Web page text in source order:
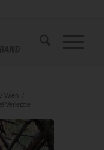
Wien
/
Verletzte